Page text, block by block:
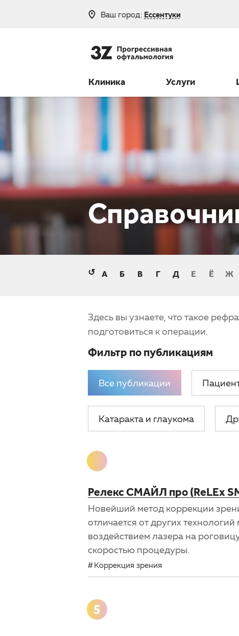
Ваш город: Ессентуки
Клиника Услуги
↺ А Б В Г Д Е Ё Ж
Здесь вы узнаете, что такое
подготовиться к операции.
Фильтр по публикациям
Все публикации
Катаракта и глаукома
Релекс СМАЙЛ про (ReLEx
Новейший метод коррекции
отличается от других
воздействием лазера на
скоростью процедуры.
Коррекция зрения
5